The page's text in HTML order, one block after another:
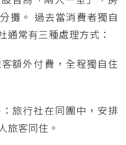
攤。 過去當消費者獨自
通常有三種處理方式：
額外付費，全程獨自住
旅行社在同團中，安排
旅客同住。